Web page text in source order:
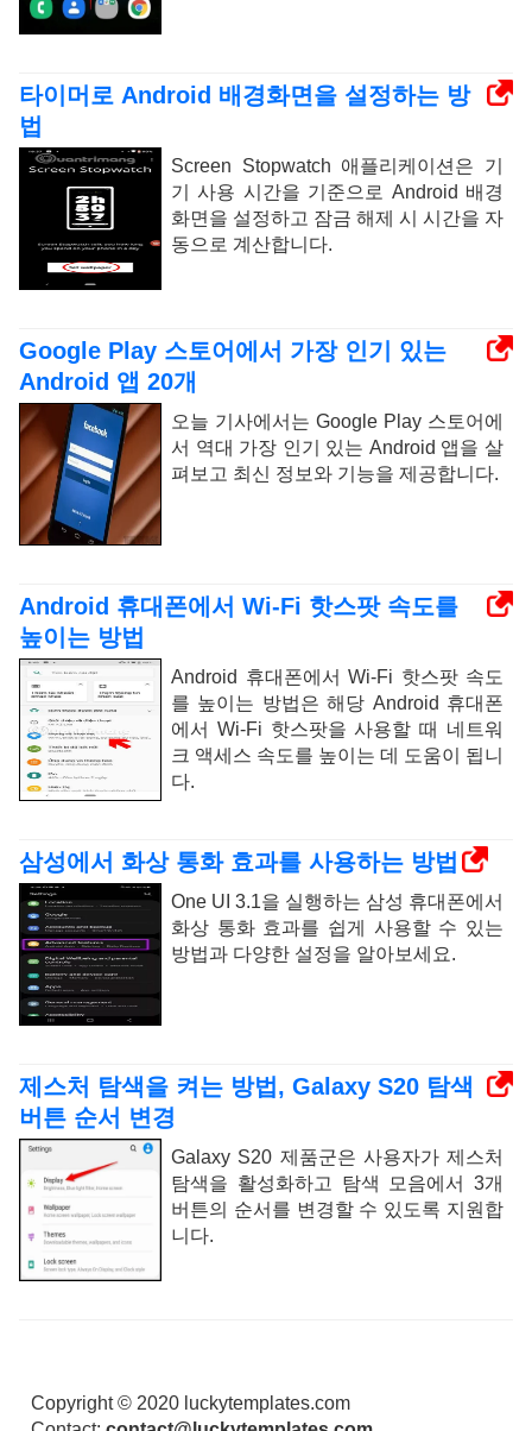
타이머로 Android 배경화면을 설정하는 방
법
Screen Stopwatch 애플리케이션은 기
기 사용 시간을 기준으로 Android 배경
화면을 설정하고 잠금 해제 시 시간을 자
동으로 계산합니다.
Google Play 스토어에서 가장 인기 있는
Android 앱 20개
오늘 기사에서는 Google Play 스토어에
서 역대 가장 인기 있는 Android 앱을 살
펴보고 최신 정보와 기능을 제공합니다.
Android 휴대폰에서 Wi-Fi 핫스팟 속도를
높이는 방법
Android 휴대폰에서 Wi-Fi 핫스팟 속도
를 높이는 방법은 해당 Android 휴대폰
에서 Wi-Fi 핫스팟을 사용할 때 네트워
크 액세스 속도를 높이는 데 도움이 됩니
다.
삼성에서 화상 통화 효과를 사용하는 방법
One UI 3.1을 실행하는 삼성 휴대폰에서
화상 통화 효과를 쉽게 사용할 수 있는
방법과 다양한 설정을 알아보세요.
제스처 탐색을 켜는 방법, Galaxy S20 탐색
버튼 순서 변경
Galaxy S20 제품군은 사용자가 제스처
탐색을 활성화하고 탐색 모음에서 3개
버튼의 순서를 변경할 수 있도록 지원합
니다.
Copyright © 2020 luckytemplates.com